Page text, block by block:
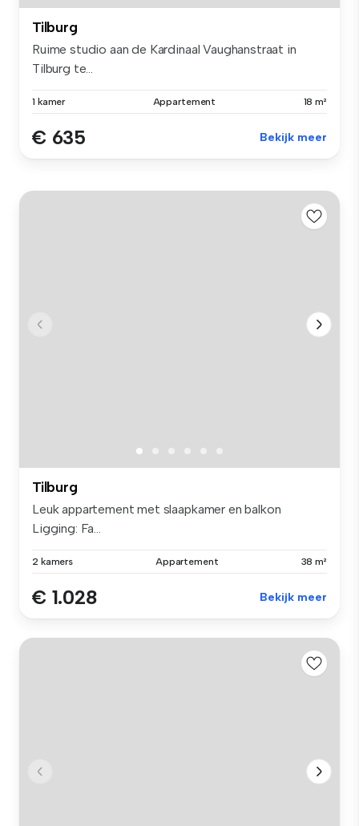
Tilburg
Ruime studio aan de Kardinaal Vaughanstraat in
Tilburg te...
1 kamer Appartement 18 m²
€ 635 Bekijk meer
Tilburg
Leuk appartement met slaapkamer en balkon
Ligging: Fa...
2 kamers Appartement 38 m²
€ 1.028 Bekijk meer